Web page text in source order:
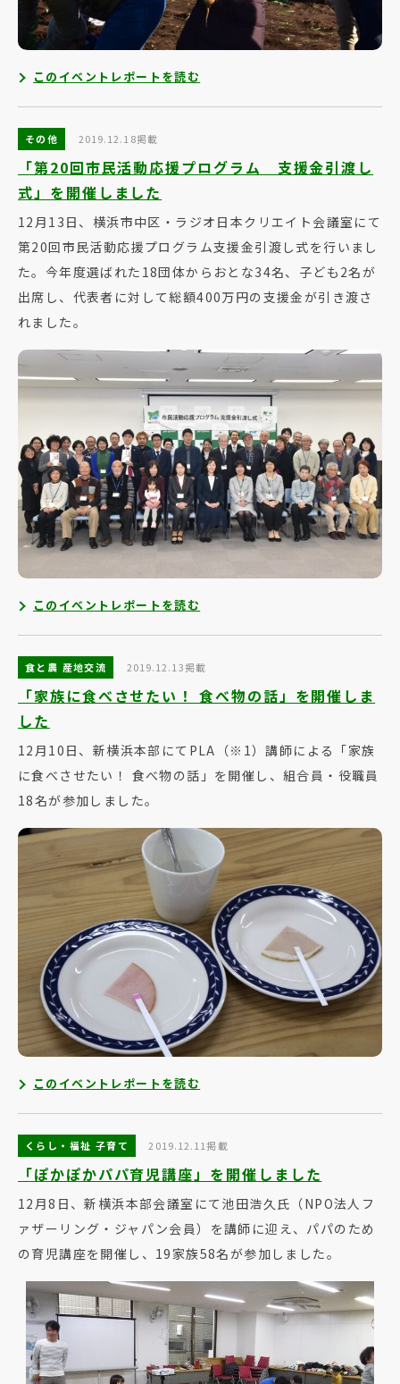
このイベントレポートを読む
その他 2019.12.18掲載
「第20回市民活動応援プログラム 支援金引渡し
式」を開催しました
12月13日、横浜市中区・ラジオ日本クリエイト会議室にて
第20回市民活動応援プログラム支援金引渡し式を行いまし
た。今年度選ばれた18団体からおとな34名、子ども2名が
出席し、代表者に対して総額400万円の支援金が引き渡さ
れました。
このイベントレポートを読む
食と農 産地交流 2019.12.13掲載
「家族に食べさせたい！ 食べ物の話」を開催しま
した
12月10日、新横浜本部にてPLA（※1）講師による「家族
に食べさせたい！ 食べ物の話」を開催し、組合員・役職員
18名が参加しました。
このイベントレポートを読む
くらし・福祉 子育て 2019.12.11掲載
「ぽかぽかパパ育児講座」を開催しました
12月8日、新横浜本部会議室にて池田浩久氏（NPO法人フ
ァザーリング・ジャパン会員）を講師に迎え、パパのため
の育児講座を開催し、19家族58名が参加しました。